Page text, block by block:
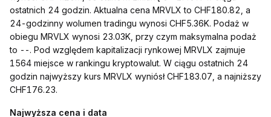
ostatnich 24 godzin. Aktualna cena MRVLX to CHF180.82, a
24-godzinny wolumen tradingu wynosi CHF5.36K. Podaż w
obiegu MRVLX wynosi 23.03K, przy czym maksymalna podaż
to --. Pod względem kapitalizacji rynkowej MRVLX zajmuje
1564 miejsce w rankingu kryptowalut. W ciągu ostatnich 24
godzin najwyższy kurs MRVLX wyniósł CHF183.07, a najniższy
CHF176.23.
Najwyższa cena i data